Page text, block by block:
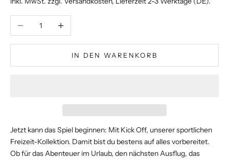
Anzahl verringernAnzahl erhöhen
IN DEN WARENKORB
Jetzt kann das Spiel beginnen: Mit Kick Off, unserer sportlichen
Freizeit-Kollektion. Damit bist du bestens auf alles vorbereitet.
Ob für das Abenteuer im Urlaub, den nächsten Ausflug, das